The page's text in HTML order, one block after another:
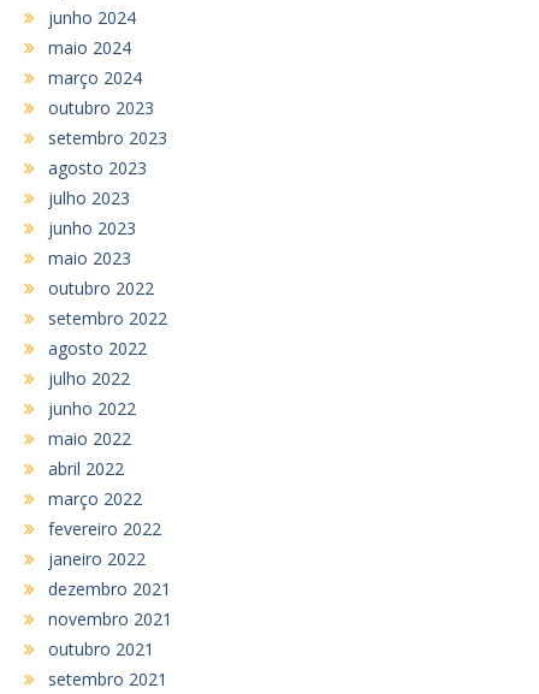
junho 2024
maio 2024
março 2024
outubro 2023
setembro 2023
agosto 2023
julho 2023
junho 2023
maio 2023
outubro 2022
setembro 2022
agosto 2022
julho 2022
junho 2022
maio 2022
abril 2022
março 2022
fevereiro 2022
janeiro 2022
dezembro 2021
novembro 2021
outubro 2021
setembro 2021